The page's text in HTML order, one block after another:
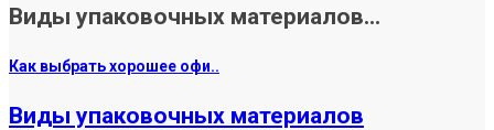
Виды упаковочных материалов...
Как выбрать хорошее офи..
Виды упаковочных материалов